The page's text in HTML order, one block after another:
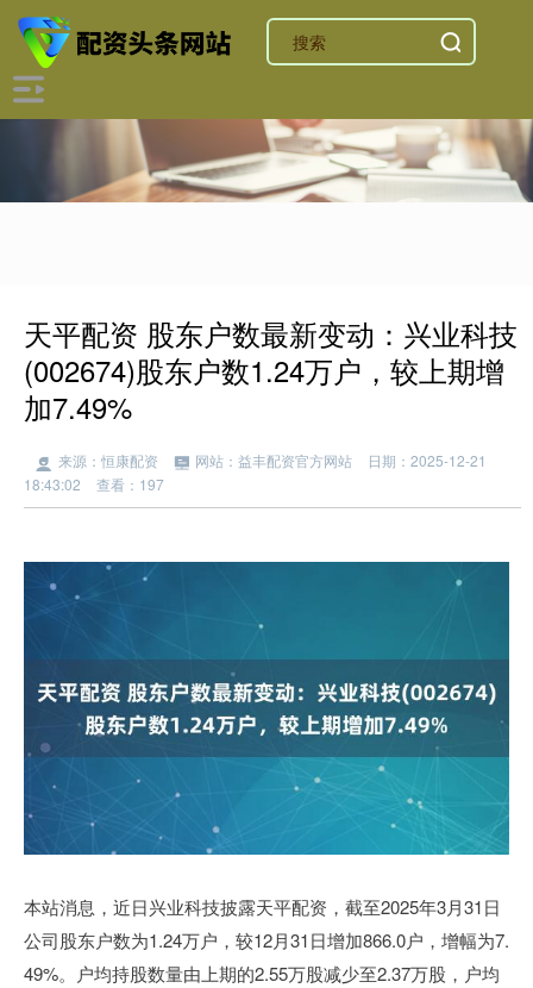
天平配资 股东户数最新变动：兴业科技
(002674)股东户数1.24万户，较上期增
加7.49%
来源：恒康配资 网站：益丰配资官方网站
日期：2025-12-21
18:43:02
查看：197
本站消息，近日兴业科技披露天平配资，截至2025年3月31日
公司股东户数为1.24万户，较12月31日增加866.0户，增幅为7.
49%。户均持股数量由上期的2.55万股减少至2.37万股，户均